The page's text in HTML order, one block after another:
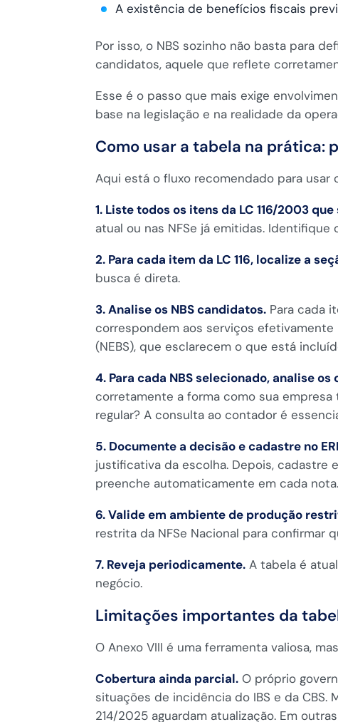
A existência de benefícios fiscais
Por isso, o NBS sozinho não basta para
candidatos, aquele que reflete
Esse é o passo que mais exige
base na legislação e na realidade da
Como usar a tabela na prática:
Aqui está o fluxo recomendado para usar
1. Liste todos os itens da LC 116/2003
atual ou nas NFSe já emitidas.
2. Para cada item da LC 116, localize a
busca é direta.
3. Analise os NBS candidatos. Para cada
correspondem aos serviços efetivamente
(NEBS), que esclarecem o que está
4. Para cada NBS selecionado, analise
corretamente a forma como sua
regular? A consulta ao contador é
5. Documente a decisão e cadastre no
justificativa da escolha. Depois, cadastre
preenche automaticamente em cada nota.
6. Valide em ambiente de produção
restrita da NFSe Nacional para confirmar
7. Reveja periodicamente. A tabela é
negócio.
Limitações importantes da
O Anexo VIII é uma ferramenta valiosa,
Cobertura ainda parcial. O próprio
situações de incidência do IBS e da
214/2025 aguardam atualização. Em